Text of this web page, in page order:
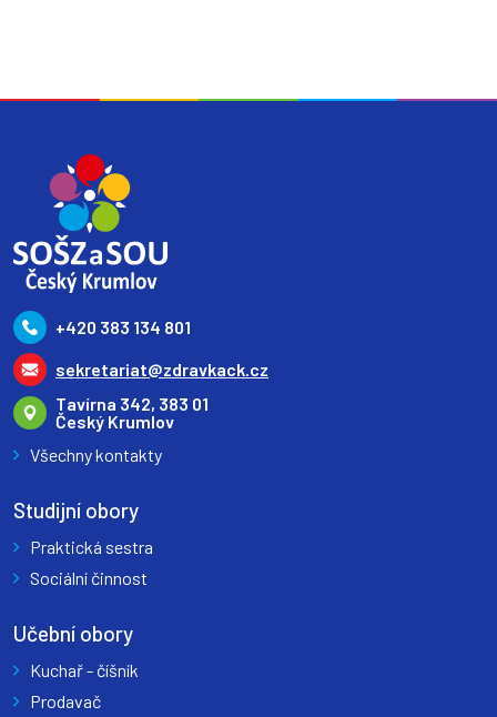
+420 383 134 801
sekretariat@zdravkack.cz
Tavírna 342, 383 01
Český Krumlov
Všechny kontakty
Studijní obory
Praktická sestra
Sociální činnost
Učební obory
Kuchař - číšník
Prodavač